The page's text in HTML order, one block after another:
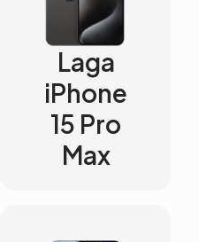
Laga
iPhone
15 Pro
Max